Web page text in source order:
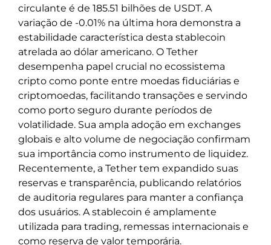
circulante é de 185.51 bilhões de USDT. A
variação de -0.01% na última hora demonstra a
estabilidade característica desta stablecoin
atrelada ao dólar americano. O Tether
desempenha papel crucial no ecossistema
cripto como ponte entre moedas fiduciárias e
criptomoedas, facilitando transações e servindo
como porto seguro durante períodos de
volatilidade. Sua ampla adoção em exchanges
globais e alto volume de negociação confirmam
sua importância como instrumento de liquidez.
Recentemente, a Tether tem expandido suas
reservas e transparência, publicando relatórios
de auditoria regulares para manter a confiança
dos usuários. A stablecoin é amplamente
utilizada para trading, remessas internacionais e
como reserva de valor temporária.